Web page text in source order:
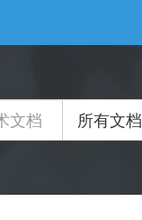
所有文档